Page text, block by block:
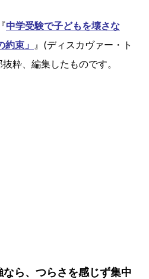
中学受験で子どもを壊さな
束」
』(ディスカヴァー・ト
粋、編集したものです。
なら、つらさを感じず集中